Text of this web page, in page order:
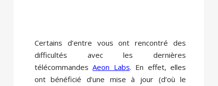
Certains d’entre vous ont rencontré des
difficultés avec les dernières
télécommandesAeon Labs. En effet, elles
ont bénéficié d’une mise à jour (d’où le